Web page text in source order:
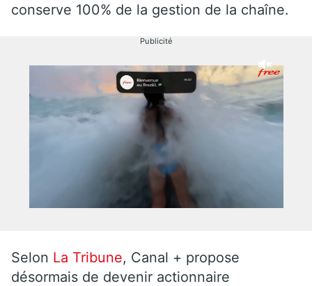
conserve 100% de la gestion de la chaîne.
Publicité
Selon La Tribune, Canal + propose
désormais de devenir actionnaire